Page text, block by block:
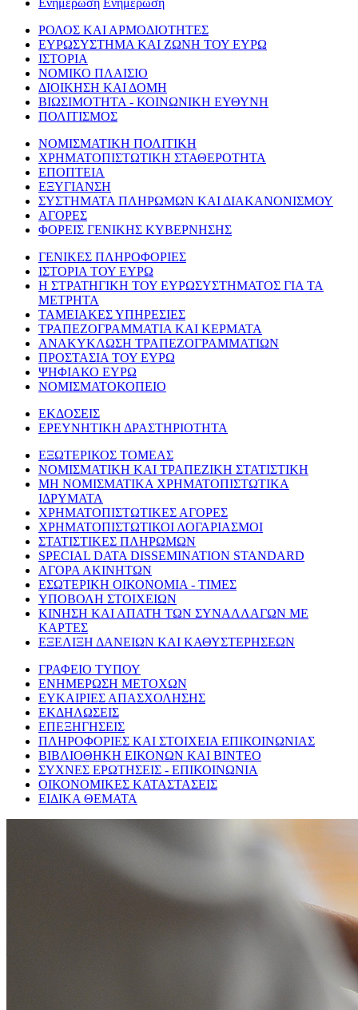
ΡΟΛΟΣ ΚΑΙ ΑΡΜΟΔΙΟΤΗΤΕΣ
ΕΥΡΩΣΥΣΤΗΜΑ ΚΑΙ ΖΩΝΗ ΤΟΥ ΕΥΡΩ
ΙΣΤΟΡΙΑ
ΝΟΜΙΚΟ ΠΛΑΙΣΙΟ
ΔΙΟΙΚΗΣΗ ΚΑΙ ΔΟΜΗ
ΒΙΩΣΙΜΟΤΗΤΑ - ΚΟΙΝΩΝΙΚΗ ΕΥΘΥΝΗ
ΠΟΛΙΤΙΣΜΟΣ
ΝΟΜΙΣΜΑΤΙΚΗ ΠΟΛΙΤΙΚΗ
ΧΡΗΜΑΤΟΠΙΣΤΩΤΙΚΗ ΣΤΑΘΕΡΟΤΗΤΑ
ΕΠΟΠΤΕΙΑ
ΕΞΥΓΙΑΝΣΗ
ΣΥΣΤΗΜΑΤΑ ΠΛΗΡΩΜΩΝ ΚΑΙ ΔΙΑΚΑΝΟΝΙΣΜΟΥ
ΑΓΟΡΕΣ
ΦΟΡΕΙΣ ΓΕΝΙΚΗΣ ΚΥΒΕΡΝΗΣΗΣ
ΓΕΝΙΚΕΣ ΠΛΗΡΟΦΟΡΙΕΣ
ΙΣΤΟΡΙΑ ΤΟΥ ΕΥΡΩ
Η ΣΤΡΑΤΗΓΙΚΗ ΤΟΥ ΕΥΡΩΣΥΣΤΗΜΑΤΟΣ ΓΙΑ ΤΑ
ΜΕΤΡΗΤΑ
ΤΑΜΕΙΑΚΕΣ ΥΠΗΡΕΣΙΕΣ
ΤΡΑΠΕΖΟΓΡΑΜΜΑΤΙΑ ΚΑΙ ΚΕΡΜΑΤΑ
ΑΝΑΚΥΚΛΩΣΗ ΤΡΑΠΕΖΟΓΡΑΜΜΑΤΙΩΝ
ΠΡΟΣΤΑΣΙΑ ΤΟΥ ΕΥΡΩ
ΨΗΦΙΑΚΟ ΕΥΡΩ
ΝΟΜΙΣΜΑΤΟΚΟΠΕΙΟ
ΕΚΔΟΣΕΙΣ
ΕΡΕΥΝΗΤΙΚΗ ΔΡΑΣΤΗΡΙΟΤΗΤΑ
ΕΞΩΤΕΡΙΚΟΣ ΤΟΜΕΑΣ
ΝΟΜΙΣΜΑΤΙΚΗ ΚΑΙ ΤΡΑΠΕΖΙΚΗ ΣΤΑΤΙΣΤΙΚΗ
ΜΗ ΝΟΜΙΣΜΑΤΙΚΑ ΧΡΗΜΑΤΟΠΙΣΤΩΤΙΚΑ
ΙΔΡΥΜΑΤΑ
ΧΡΗΜΑΤΟΠΙΣΤΩΤΙΚΕΣ ΑΓΟΡΕΣ
ΧΡΗΜΑΤΟΠΙΣΤΩΤΙΚΟΙ ΛΟΓΑΡΙΑΣΜΟΙ
ΣΤΑΤΙΣΤΙΚΕΣ ΠΛΗΡΩΜΩΝ
SPECIAL DATA DISSEMINATION STANDARD
ΑΓΟΡΑ ΑΚΙΝΗΤΩΝ
ΕΣΩΤΕΡΙΚΗ ΟΙΚΟΝΟΜΙΑ - ΤΙΜΕΣ
ΥΠΟΒΟΛΗ ΣΤΟΙΧΕΙΩΝ
ΚΙΝΗΣΗ ΚΑΙ ΑΠΑΤΗ ΤΩΝ ΣΥΝΑΛΛΑΓΩΝ ΜΕ
ΚΑΡΤΕΣ
ΕΞΕΛΙΞΗ ΔΑΝΕΙΩΝ ΚΑΙ ΚΑΘΥΣΤΕΡΗΣΕΩΝ
ΓΡΑΦΕΙΟ ΤΥΠΟΥ
ΕΝΗΜΕΡΩΣΗ ΜΕΤΟΧΩΝ
ΕΥΚΑΙΡΙΕΣ ΑΠΑΣΧΟΛΗΣΗΣ
ΕΚΔΗΛΩΣΕΙΣ
ΕΠΕΞΗΓΗΣΕΙΣ
ΠΛΗΡΟΦΟΡΙΕΣ ΚΑΙ ΣΤΟΙΧΕΙΑ ΕΠΙΚΟΙΝΩΝΙΑΣ
ΒΙΒΛΙΟΘΗΚΗ ΕΙΚΟΝΩΝ ΚΑΙ ΒΙΝΤΕΟ
ΣΥΧΝΕΣ ΕΡΩΤΗΣΕΙΣ - ΕΠΙΚΟΙΝΩΝΙΑ
ΟΙΚΟΝΟΜΙΚΕΣ ΚΑΤΑΣΤΑΣΕΙΣ
ΕΙΔΙΚΑ ΘΕΜΑΤΑ